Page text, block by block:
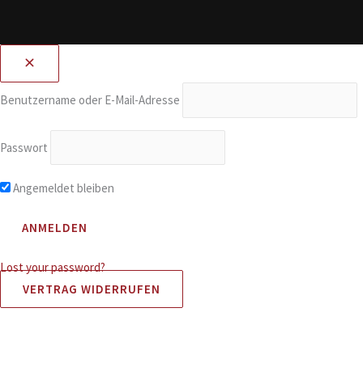
Benutzername oder E-Mail-Adresse
Passwort
Angemeldet bleiben
Lost your password?
VERTRAG WIDERRUFEN